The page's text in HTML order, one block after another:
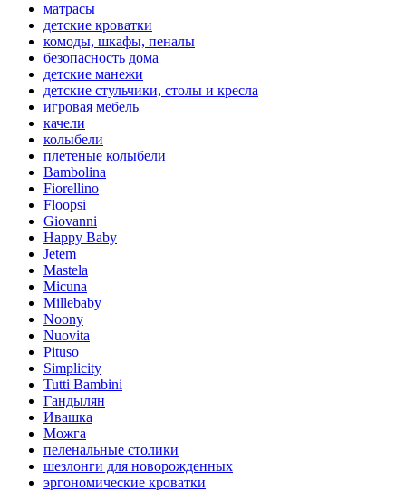
матрасы
детские кроватки
комоды, шкафы, пеналы
безопасность дома
детские манежи
детские стульчики, столы и кресла
игровая мебель
качели
колыбели
плетеные колыбели
Bambolina
Fiorellino
Floopsi
Giovanni
Happy Baby
Jetem
Mastela
Micuna
Millebaby
Noony
Nuovita
Pituso
Simplicity
Tutti Bambini
Гандылян
Ивашка
Можга
пеленальные столики
шезлонги для новорожденных
эргономические кроватки